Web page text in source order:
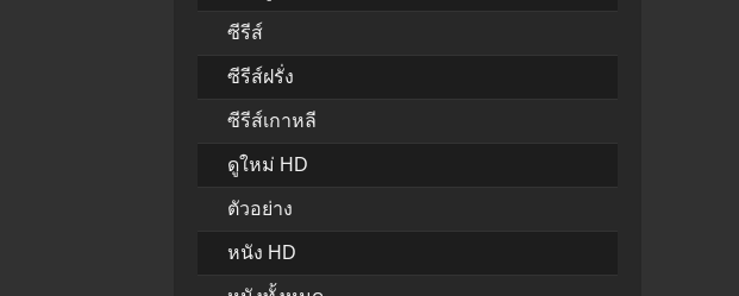
ซีรีส์
ซีรีส์ฝรั่ง
ซีรีส์เกาหลี
ดูใหม่ HD
ตัวอย่าง
หนัง HD